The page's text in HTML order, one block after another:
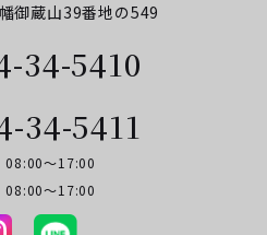
御蔵山39番地の549
34-5410
34-5411
08:00～17:00
08:00～17:00